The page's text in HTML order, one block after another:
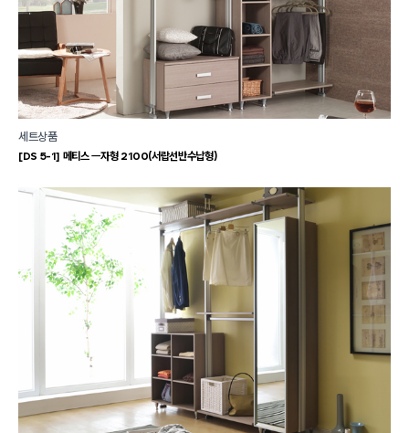
세트상품
[DS 5-1] 메티스 ㅡ자형 2100(서랍선반수납형)